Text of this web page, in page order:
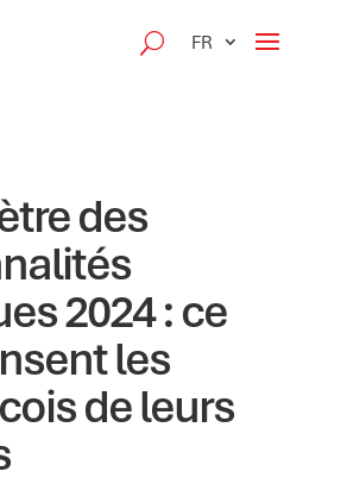
FR
des
2024 : ce
les
de leurs